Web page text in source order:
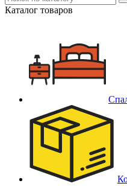
Каталог товаров